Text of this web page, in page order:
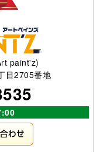
paint'z)
目2705番地